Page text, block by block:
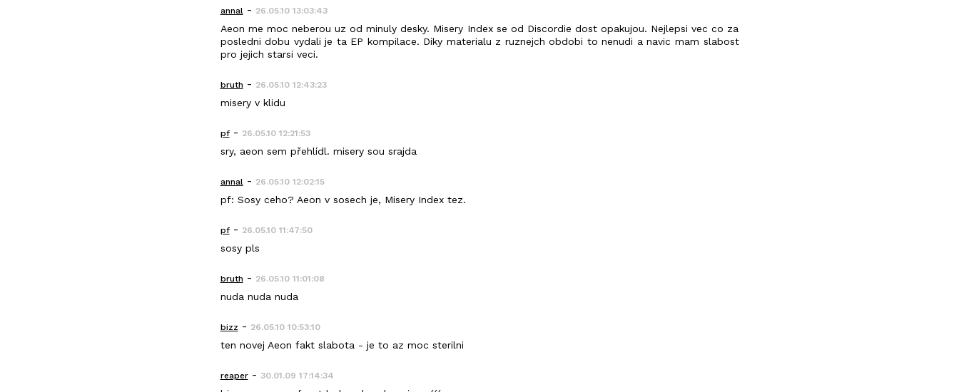
annal- 26.05.10 13:03:43
Aeon me moc neberou uz od minuly desky. Misery Index se od Discordie dost opakujou. Nejlepsi vec co za
posledni dobu vydali je ta EP kompilace. Diky materialu z ruznejch obdobi to nenudi a navic mam slabost
pro jejich starsi veci.
bruth - 26.05.10 12:43:23
misery v klidu
pf- 26.05.10 12:21:53
sry, aeon sem přehlídl. misery sou srajda
annal- 26.05.10 12:02:15
pf: Sosy ceho? Aeon v sosech je, Misery Index tez.
pf- 26.05.10 11:47:50
sosy pls
bruth - 26.05.10 11:01:08
nuda nuda nuda
bizz- 26.05.10 10:53:10
ten novej Aeon fakt slabota - je to az moc sterilni
reaper- 30.01.09 17:14:34